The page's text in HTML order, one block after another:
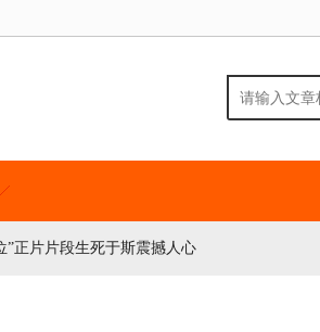
”正片片段生死于斯震撼人心